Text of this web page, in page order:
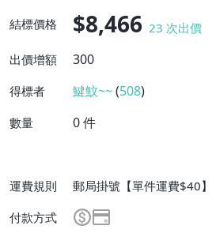
結標價格 $8,466 23 次出價
出價增額
300
得標者 鰎魰~~(508)
數量 0件
運費規則
郵局掛號【單件運費$40】
付款方式